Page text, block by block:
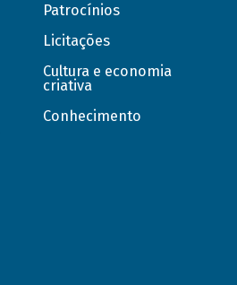
Patrocínios
Licitações
Cultura e economia
criativa
Conhecimento